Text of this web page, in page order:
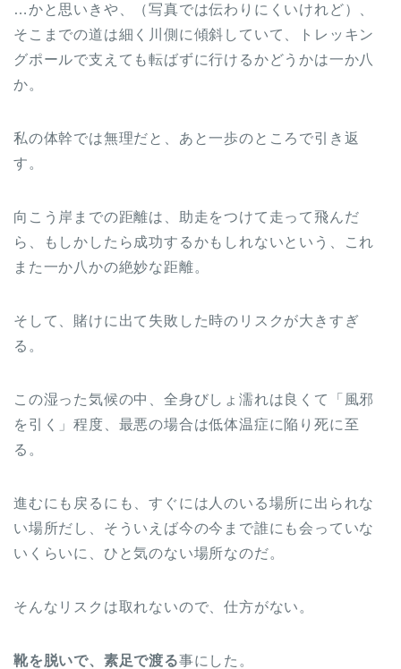
…かと思いきや、（写真では伝わりにくいけれど）、
そこまでの道は細く川側に傾斜していて、トレッキン
グポールで支えても転ばずに行けるかどうかは一か八
か。
私の体幹では無理だと、あと一歩のところで引き返
す。
向こう岸までの距離は、助走をつけて走って飛んだ
ら、もしかしたら成功するかもしれないという、これ
また一か八かの絶妙な距離。
そして、賭けに出て失敗した時のリスクが大きすぎ
る。
この湿った気候の中、全身びしょ濡れは良くて「風邪
を引く」程度、最悪の場合は低体温症に陥り死に至
る。
進むにも戻るにも、すぐには人のいる場所に出られな
い場所だし、そういえば今の今まで誰にも会っていな
いくらいに、ひと気のない場所なのだ。
そんなリスクは取れないので、仕方がない。
靴を脱いで、素足で渡る事にした。